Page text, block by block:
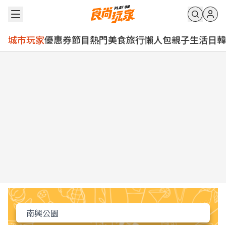
城市玩家優惠券節目熱門美食旅行懶人包親子生活日韓